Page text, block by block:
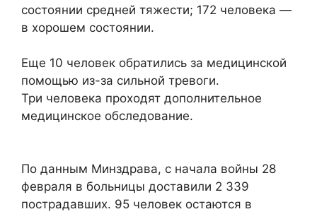
состоянии средней тяжести; 172 человека —
в хорошем состоянии.
Еще 10 человек обратились за медицинской
помощью из-за сильной тревоги.
Три человека проходят дополнительное
медицинское обследование.
По данным Минздрава, с начала войны 28
февраля в больницы доставили 2 339
пострадавших. 95 человек остаются в